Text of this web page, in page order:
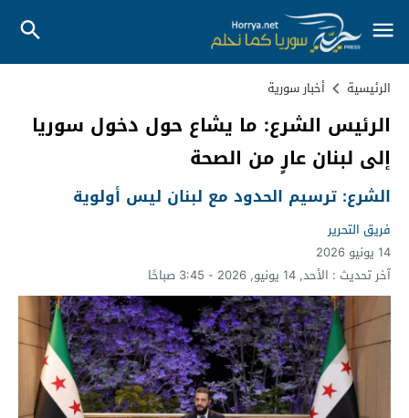
الرئيسية أخبار سورية
الرئيس الشرع: ما يشاع حول دخول سوريا
إلى لبنان عارٍ من الصحة
الشرع: ترسيم الحدود مع لبنان ليس أولوية
فريق التحرير
14 يونيو 2026
آخر تحديث : الأحد, 14 يونيو, 2026 - 3:45 صباحًا